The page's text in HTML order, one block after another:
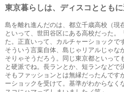
東京暮らしは、ディスコとともに
島を離れ進んだのは、都立千歳高校（現
といって、世田谷区にある高校だった。
た。正直いって、カルチャーショックで
そういう言葉自体、島じゃリアルじゃな
そりゃそうだろう。同じ東京都といって
と硬派でね。長ランとか、短ランなどで
そもファッションとは無縁だったんです
ーショックを受けて。基準がわからなく